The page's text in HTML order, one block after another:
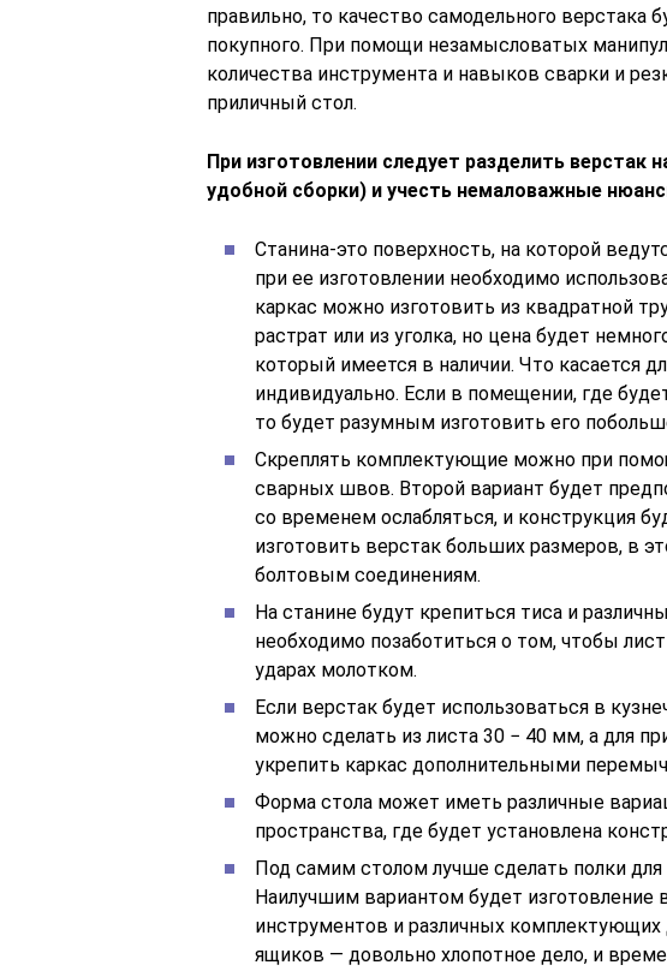
правильно, то качество самодельного верстака
покупного. При помощи незамысловатых
количества инструмента и навыков сварки и
приличный стол.
При изготовлении следует разделить верстак
удобной сборки) и учесть немаловажные
Станина-это поверхность, на которой
при ее изготовлении необходимо
каркас можно изготовить из квадратной
растрат или из уголка, но цена будет
который имеется в наличии. Что касается
индивидуально. Если в помещении, где
то будет разумным изготовить его
Скреплять комплектующие можно при
сварных швов. Второй вариант будет
со временем ослабляться, и конструкция
изготовить верстак больших размеров, в
болтовым соединениям.
На станине будут крепиться тиса и
необходимо позаботиться о том, чтобы
ударах молотком.
Если верстак будет использоваться в
можно сделать из листа 30 − 40 мм, а для
укрепить каркас дополнительными
Форма стола может иметь различные
пространства, где будет установлена
Под самим столом лучше сделать полки для
Наилучшим вариантом будет
инструментов и различных комплектующих
ящиков — довольно хлопотное дело, и